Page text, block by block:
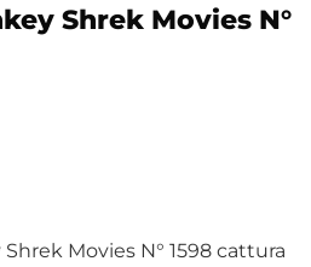
Shrek Movies N°
Movies N° 1598 cattura